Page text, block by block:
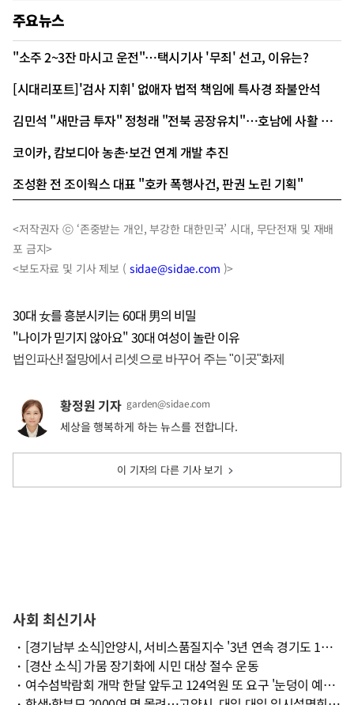
주요뉴스
"소주 2~3잔 마시고 운전"…택시기사 '무죄' 선고, 이유는?
[시대리포트]'검사 지휘' 없애자 법적 책임에 특사경 좌불안석
김민석 "새만금 투자" 정청래 "전북 공장유치"…호남에 사활 건 이유 셋
코이카, 캄보디아 농촌·보건 연계 개발 추진
조성환 전 조이웍스 대표 "호카 폭행사건, 판권 노린 기획"
<저작권자 ⓒ ‘존중받는 개인, 부강한 대한민국’ 시대, 무단전재 및 재배
포 금지>
<보도자료 및 기사 제보 ( sidae@sidae.com )>
30대 女를 흥분시키는 60대 男의 비밀
"나이가 믿기지 않아요" 30대 여성이 놀란 이유
황정원 기자 garden@sidae.com
세상을 행복하게 하는 뉴스를 전합니다.
이 기자의 다른 기사 보기
사회 최신기사
・
[경기남부 소식]안양시, 서비스품질지수 '3년 연속 경기도 1위' 등
・ [경산 소식] 가뭄 장기화에 시민 대상 절수 운동
・
여수섬박람회 개막 한달 앞두고 124억원 또 요구 '눈덩이 예산' 논란